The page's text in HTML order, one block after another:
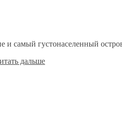
и самый густонаселенный
дальше